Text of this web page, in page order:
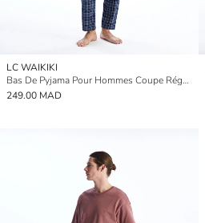
LC WAIKIKI
Bas De Pyjama Pour Hommes Coupe Régulière À Carreaux
249.00 MAD